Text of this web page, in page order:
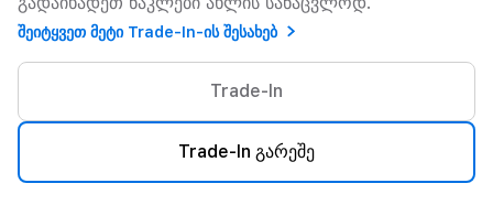
შეიტყვეთ მეტი Trade-In-ის შესახებ
Trade-In
Trade-In გარეშე